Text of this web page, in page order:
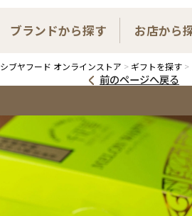
ブランドから探す お店から
シブヤフード オンラインストア ギフトを探す
前のページへ戻る